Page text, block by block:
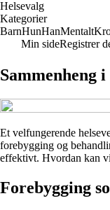
Helsevalg
Kategorier
BarnHunHanMentalt
Min sideRegistrer
Sammenheng
Et velfungerende
forebygging og
effektivt. Hvordan kan
Forebygging